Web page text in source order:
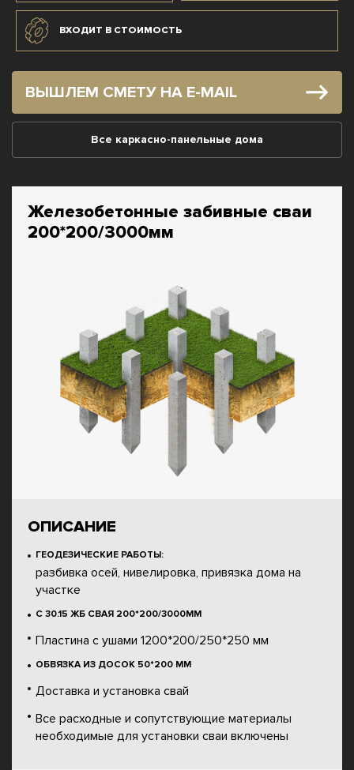
ВХОДИТ В СТОИМОСТЬ
ВЫШЛЕМ СМЕТУ НА E-MAIL
Все каркасно-панельные дома
Железобетонные забивные сваи
200*200/3000мм
ОПИСАНИЕ
ГЕОДЕЗИЧЕСКИЕ РАБОТЫ:
разбивка осей, нивелировка, привязка дома на
участке
С 30.15 ЖБ СВАЯ 200*200/3000ММ
Пластина с ушами 1200*200/250*250 мм
ОБВЯЗКА ИЗ ДОСОК 50*200 ММ
Доставка и установка свай
Все расходные и сопутствующие материалы
необходимые для установки сваи включены